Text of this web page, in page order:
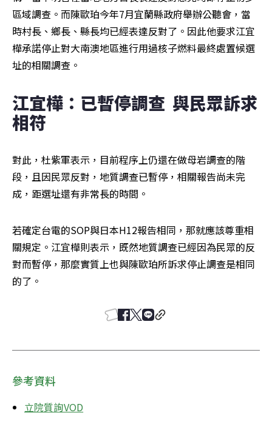
區域調查。而陳歐珀今年7月宜蘭縣政府舉辦公聽會，當
時村長、鄉長、縣長均已經表達反對了。因此他要求江宜
樺承諾停止對大南澳地區進行用過核子燃料最終處置候選
址的相關調查。
江宜樺：已暫停調查  與民眾訴求
相符
對此，杜紫軍表示，目前程序上仍還在做母岩調查的階
段，且因民眾反對，地質調查已暫停，相關報告尚未完
成，距選址還有非常長的時間。
若確定台電的SOP與日本H12報告相同，那就應該尊重相
關規定。江宜樺則表示，既然地質調查已經因為民眾的反
對而暫停，那麼實質上也與陳歐珀所訴求停止調查是相同
的了。
參考資料
立院質詢VOD